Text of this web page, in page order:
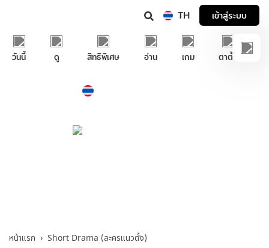
TH เข้าสู่ระบบ
วันนี้ ดู สิทธิพิเศษ อ่าน เกม ตาตั้ง
หน้าแรก
Short Drama (ละครแนวตั้ง)